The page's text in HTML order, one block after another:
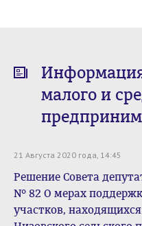
малого и
21 Августа 2020 года, 14:45
Решение Совета
№ 82 О мерах
участков,